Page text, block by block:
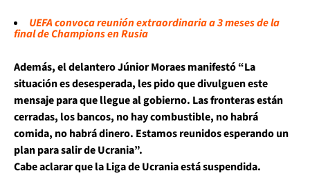
UEFA convoca reunión extraordinaria a 3 meses de la
final de Champions en Rusia
Además,el delantero Júnior Moraes manifestó “La
situación es desesperada, les pido que divulguen este
mensaje para que llegue al gobierno. Las fronteras están
cerradas, los bancos, no hay combustible, no habrá
comida, no habrá dinero. Estamos reunidos esperando un
plan para salir de Ucrania”.
Cabe aclarar quela Liga de Ucrania está suspendida.